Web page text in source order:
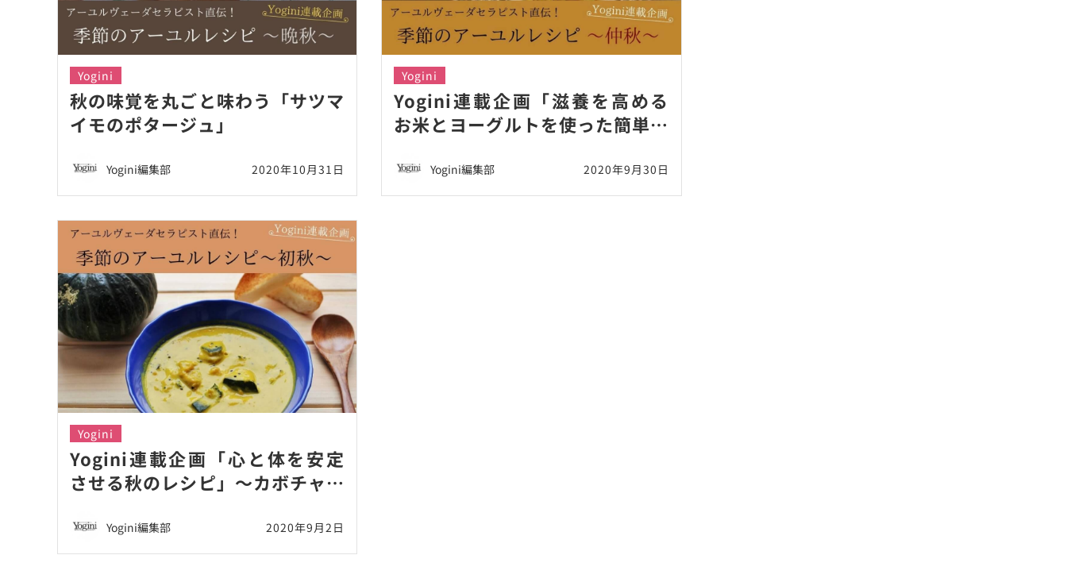
Yogini
秋の味覚を丸ごと味わう「サツマ
イモのポタージュ」
Yogini編集部 2020年10月31日
Yogini
Yogini連載企画「滋養を高める
お米とヨーグルトを使った簡単レ
Yogini編集部 2020年9月30日
Yogini
Yogini連載企画「心と体を安定
させる秋のレシピ」〜カボチャと
Yogini編集部 2020年9月2日